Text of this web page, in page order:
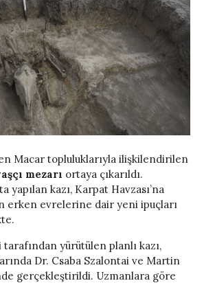
Macar topluluklarıyla ilişkilendirilen
mezarı ortaya çıkarıldı.
yapılan kazı, Karpat Havzası’na
erken evrelerine dair yeni ipuçları
yürütülen planlı kazı,
Dr. Csaba Szalontai ve Martin
gerçekleştirildi. Uzmanlara göre